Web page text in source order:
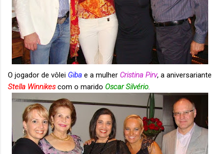
O jogador de vôlei Giba e a mulher Cristina Pirv, a aniversariante
Stella Winnikescom o marido Oscar Silvério